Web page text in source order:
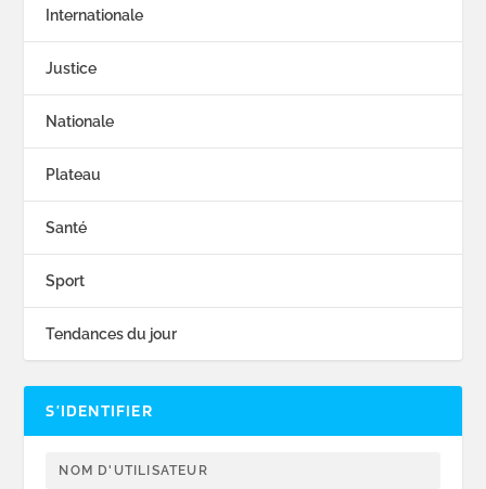
Internationale
Justice
Nationale
Plateau
Santé
Sport
Tendances du jour
S’IDENTIFIER